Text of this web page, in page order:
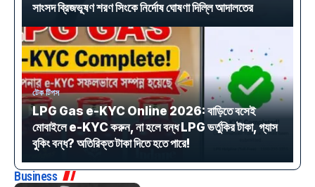
সাংসদ ব্রিজভূষণ শরণ সিংকে নির্দোষ ঘোষণা দিল্লি আদালতের
টেক টিপস
LPG Gas e-KYC Online 2026: বাড়িতে বসেই
মোবাইলে e-KYC করুন, না হলে বন্ধ LPG ভর্তুকির টাকা, গ্যাস
বুকিং বন্ধ? অতিরিক্ত টাকা দিতে হতে পারে!
Business